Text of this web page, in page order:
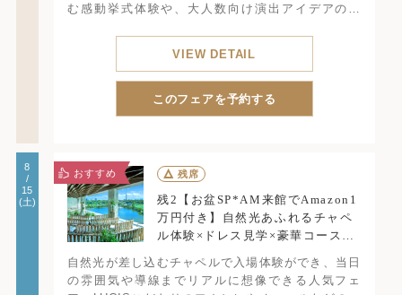
む感動挙式体験や、大人数向け演出アイデアの紹
VIEW DETAIL
このフェアを予約する
8
/
15
(土)
おすすめ △ 残席
残2【お盆SP*AM来館でAmazon1
万円付き】自然光あふれるチャペ
ル体験×ドレス見学×豪華コース試
自然光が差し込むチャペルで入場体験ができ、当日
の雰囲気や導線までリアルに想像できる人気フェ